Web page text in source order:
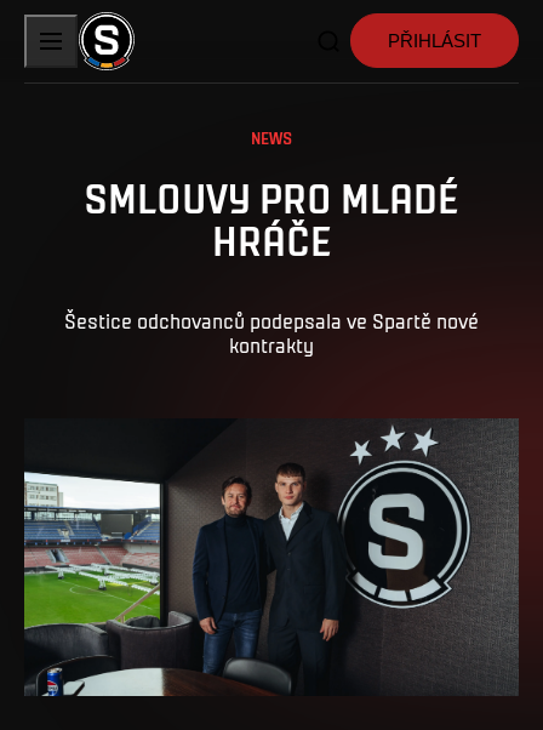
PŘIHLÁSIT
NEWS
SMLOUVY PRO MLADÉ
HRÁČE
Šestice odchovanců podepsala ve Spartě nové
kontrakty